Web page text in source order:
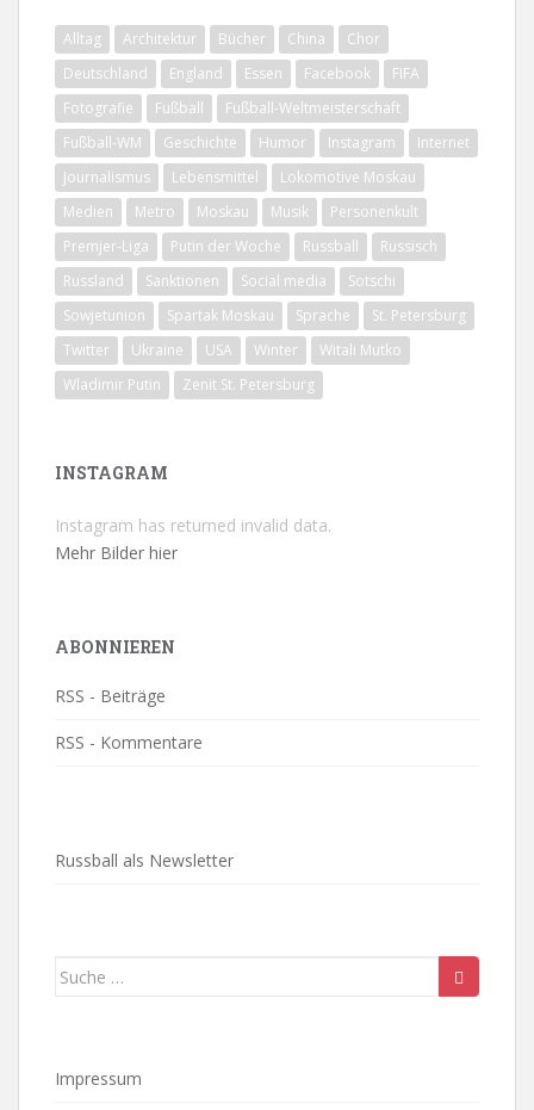
Alltag Architektur Bücher China
Chor
Deutschland
England Essen Facebook
FIFA
Fotografie
Fußball
Fußball-Weltmeisterschaft
Fußball-WM
Geschichte Humor Instagram
Internet
Journalismus
Lebensmittel
Lokomotive Moskau
Medien
Metro Moskau Musik
Personenkult
Premjer-Liga
Putin der Woche Russball
Russisch
Russland
Sanktionen Social media
Sotschi
Sowjetunion
Spartak Moskau Sprache
St. Petersburg
Twitter
Ukraine USA Winter
Witali Mutko
Wladimir Putin
Zenit St. Petersburg
INSTAGRAM
Instagram has returned invalid data.
Mehr Bilder hier
ABONNIEREN
RSS - Beiträge
RSS - Kommentare
Russball als Newsletter
Suche
Impressum